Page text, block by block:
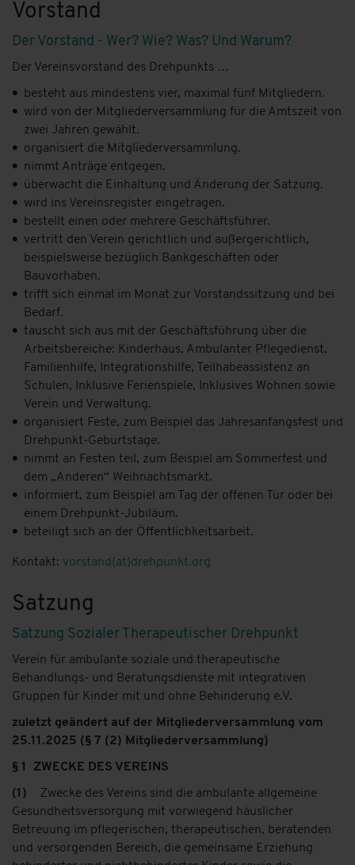
Vorstand
Der Vorstand - Wer? Wie? Was? Und Warum?
Der Vereinsvorstand des Drehpunkts …
besteht aus mindestens vier, maximal fünf Mitgliedern.
wird von der Mitgliederversammlung für die Amtszeit von
zwei Jahren gewählt.
organisiert die Mitgliederversammlung.
nimmt Anträge entgegen.
überwacht die Einhaltung und Änderung der Satzung.
wird ins Vereinsregister eingetragen.
bestellt einen oder mehrere Geschäftsführer.
vertritt den Verein gerichtlich und außergerichtlich,
beispielsweise bezüglich Bankgeschäften oder
Bauvorhaben.
trifft sich einmal im Monat zur Vorstandssitzung und bei
Bedarf.
tauscht sich aus mit der Geschäftsführung über die
Arbeitsbereiche: Kinderhaus, Ambulanter Pflegedienst,
Familienhilfe, Integrationshilfe, Teilhabeassistenz an
Schulen, Inklusive Ferienspiele, Inklusives Wohnen sowie
Verein und Verwaltung.
organisiert Feste, zum Beispiel das Jahresanfangsfest und
Drehpunkt-Geburtstage.
nimmt an Festen teil, zum Beispiel am Sommerfest und
dem „Anderen“ Weihnachtsmarkt.
informiert, zum Beispiel am Tag der offenen Tür oder bei
einem Drehpunkt-Jubiläum.
beteiligt sich an der Öffentlichkeitsarbeit.
Kontakt: vorstand(at)­drehpunkt.org
Satzung
Satzung Sozialer Therapeutischer Drehpunkt
Verein für ambulante soziale und therapeutische
Behandlungs- und Beratungsdienste mit integrativen
Gruppen für Kinder mit und ohne Behinderung e.V.
zuletzt geändert auf der Mitgliederversammlung vom
25.11.2025 (§ 7 (2) Mitgliederversammlung)
§ 1 ZWECKE DES VEREINS
(1) Zwecke des Vereins sind die ambulante allgemeine
Gesundheitsversorgung mit vorwiegend häuslicher
Betreuung im pflegerischen, therapeutischen, beratenden
und versorgenden Bereich, die gemeinsame Erziehung